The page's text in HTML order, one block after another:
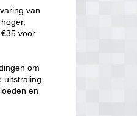
van
voor
om
uitstraling
en